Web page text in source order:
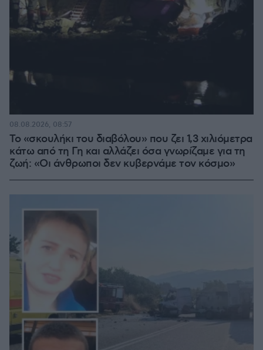
Το «σκουλήκι του διαβόλου» που ζει 1,3 χιλιόμετρα
κάτω από τη Γη και αλλάζει όσα γνωρίζαμε για τη
ζωή: «Οι άνθρωποι δεν κυβερνάμε τον κόσμο»
08.08.2026, 08:57